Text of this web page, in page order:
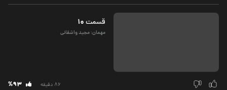
قسمت‌10
مهمان: مجید واشقانی
86 دقیقه %93